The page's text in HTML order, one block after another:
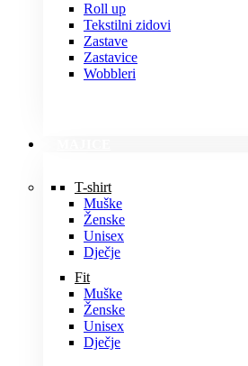
Roll up
Tekstilni zidovi
Zastave
Zastavice
Wobbleri
T-shirt
Muške
Ženske
Unisex
Dječje
Fit
Muške
Ženske
Unisex
Dječje